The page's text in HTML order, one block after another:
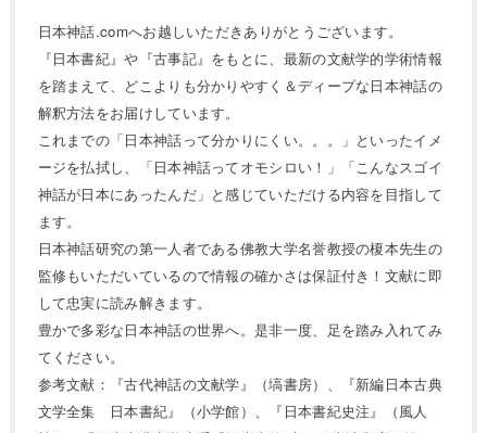
日本神話.comへお越しいただきありがとうございます。
『日本書紀』や『古事記』をもとに、最新の文献学的学術情報
を踏まえて、どこよりも分かりやすく＆ディープな日本神話の
解釈方法をお届けしています。
これまでの「日本神話って分かりにくい。。。」といったイメ
ージを払拭し、「日本神話ってオモシロい！」「こんなスゴイ
神話が日本にあったんだ」と感じていただける内容を目指して
ます。
日本神話研究の第一人者である佛教大学名誉教授の榎本先生の
監修もいただいているので情報の確かさは保証付き！文献に即
して忠実に読み解きます。
豊かで多彩な日本神話の世界へ。是非一度、足を踏み入れてみ
てください。
参考文献：『古代神話の文献学』（塙書房）、『新編日本古典
文学全集 日本書紀』（小学館）、『日本書紀史注』（風人